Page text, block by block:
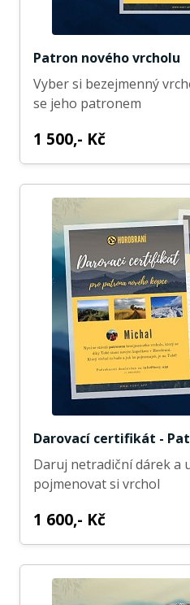
Patron nového vrcholu
Vyber si bezejmenný
se jeho patronem
1 500,- Kč
Darovací certifikát -
Daruj netradiční dárek a
pojmenovat si vrchol
1 600,- Kč